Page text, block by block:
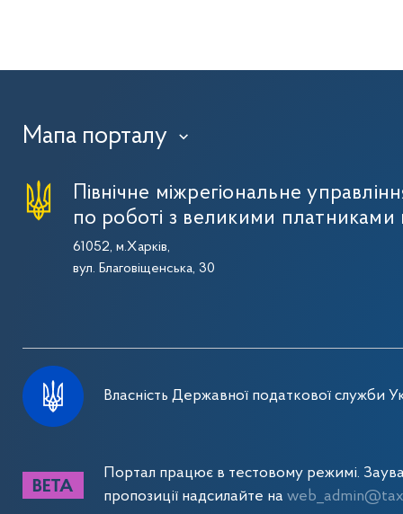
Мапа порталу ›
Північне міжрегіональне
по роботі з великими платниками
61052, м.Харків,
вул. Благовіщенська, 30
Власність Державної податкової служби
Портал працює в тестовому режимі.
пропозиції надсилайте на